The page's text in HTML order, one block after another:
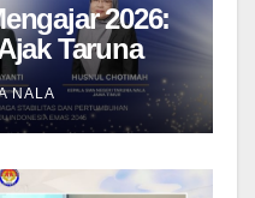
2026:
Taruna
Jawa Timur
NALA